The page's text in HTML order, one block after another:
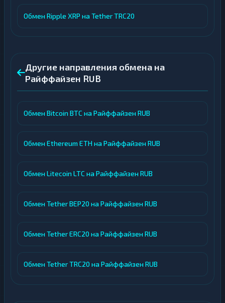
Обмен Ripple XRP на Tether TRC20
Другие направления обмена на
Райффайзен RUB
Обмен Bitcoin BTC на Райффайзен RUB
Обмен Ethereum ETH на Райффайзен RUB
Обмен Litecoin LTC на Райффайзен RUB
Обмен Tether BEP20 на Райффайзен RUB
Обмен Tether ERC20 на Райффайзен RUB
Обмен Tether TRC20 на Райффайзен RUB